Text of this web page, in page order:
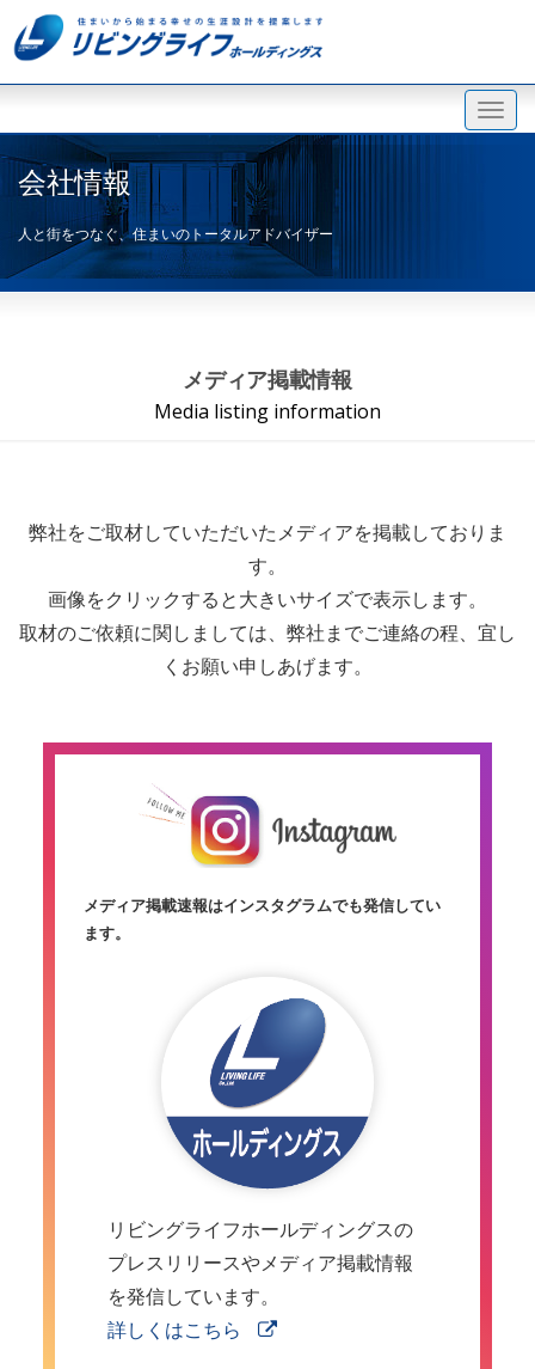
会社情報
人と街をつなぐ、住まいのトータルアドバイザー
メディア掲載情報
Media listing information
弊社をご取材していただいたメディアを掲載しておりま
す。
画像をクリックすると大きいサイズで表示します。
取材のご依頼に関しましては、弊社までご連絡の程、宜し
くお願い申しあげます。
メディア掲載速報はインスタグラムでも発信してい
ます。
リビングライフホールディングスの
プレスリリースやメディア掲載情報
を発信しています。
詳しくはこちら